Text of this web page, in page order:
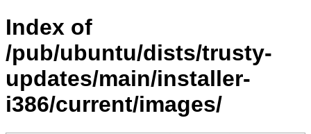
Index of
/pub/ubuntu/dists/trusty-
updates/main/installer-
i386/current/images/